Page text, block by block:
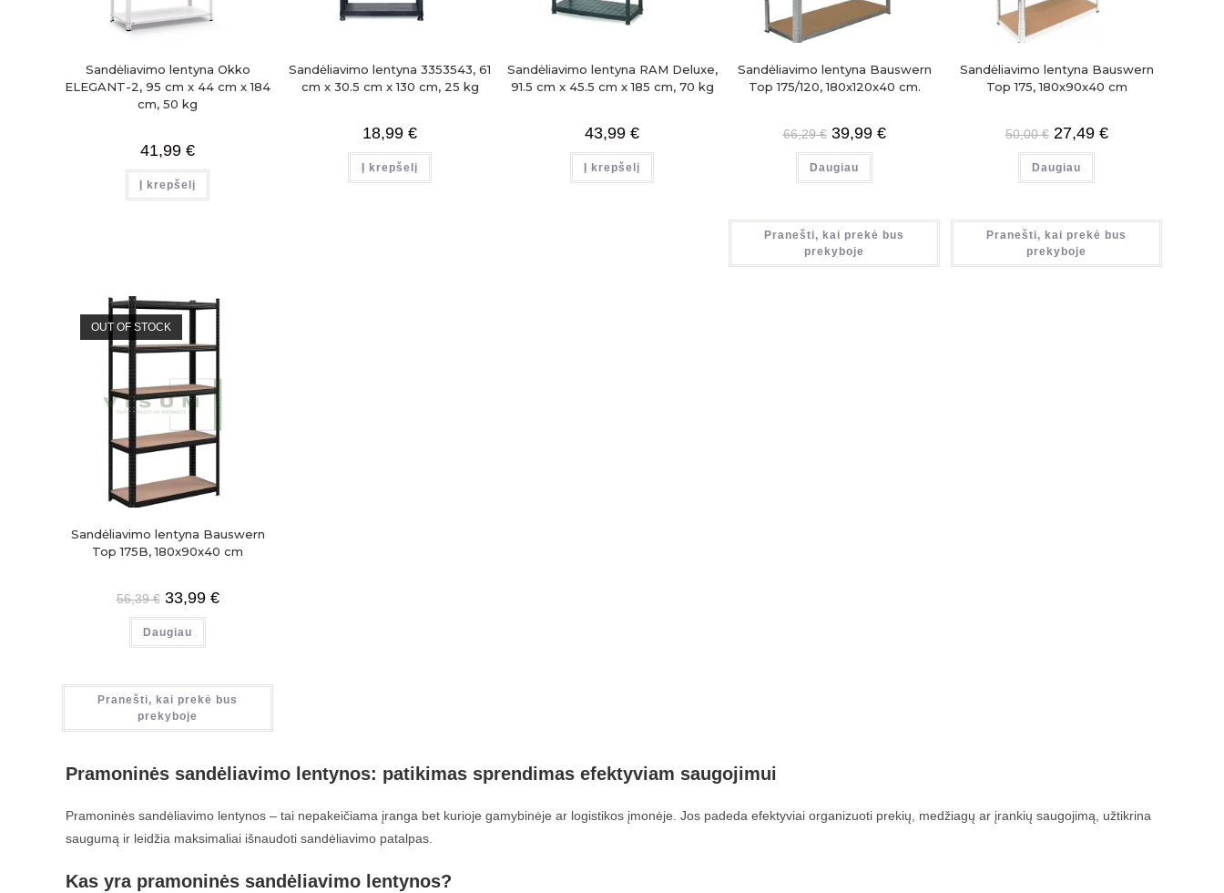
Sandėliavimo lentyna Okko
ELEGANT-2, 95 cm x 44 cm x 184
cm, 50 kg
41,99 €
Į krepšelį
Sandėliavimo lentyna 3353543, 61
cm x 30.5 cm x 130 cm, 25 kg
18,99 €
Į krepšelį
Sandėliavimo lentyna RAM Deluxe,
91.5 cm x 45.5 cm x 185 cm, 70 kg
43,99 €
Į krepšelį
Sandėliavimo lentyna Bauswern
Top 175/120, 180x120x40 cm.
66,29€ 39,99 €
Daugiau
Pranešti, kai prekė bus
prekyboje
Sandėliavimo lentyna Bauswern
Top 175, 180x90x40 cm
50,00€ 27,49 €
Daugiau
Pranešti, kai prekė bus
prekyboje
OUT OF STOCK
Sandėliavimo lentyna Bauswern
Top 175B, 180x90x40 cm
56,39€ 33,99 €
Daugiau
Pranešti, kai prekė bus
prekyboje
Pramoninės sandėliavimo lentynos: patikimas sprendimas efektyviam saugojimui
Pramoninės sandėliavimo lentynos – tai nepakeičiama įranga bet kurioje gamybinėje ar logistikos įmonėje. Jos padeda efektyviai organizuoti prekių, medžiagų ar įrankių saugojimą, užtikrina
saugumą ir leidžia maksimaliai išnaudoti sandėliavimo patalpas.
Kas yra pramoninės sandėliavimo lentynos?